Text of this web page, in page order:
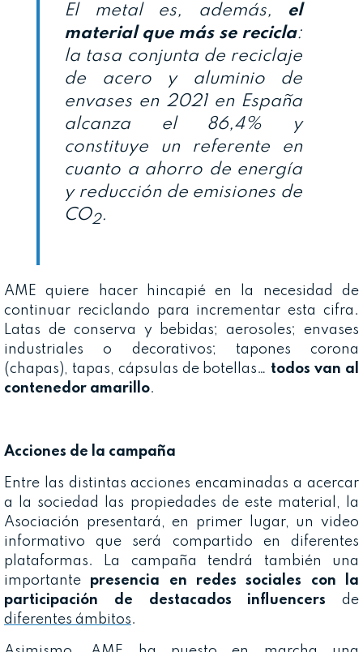
El metal es, además, el
material que más se recicla:
la tasa conjunta de reciclaje
de acero y aluminio de
envases en 2021 en España
alcanza el 86,4% y
constituye un referente en
cuanto a ahorro de energía
y reducción de emisiones de
CO2.
AME quiere hacer hincapié en la necesidad de
continuar reciclando para incrementar esta cifra.
Latas de conserva y bebidas; aerosoles; envases
industriales o decorativos; tapones corona
(chapas), tapas, cápsulas de botellas… todos van al
contenedor amarillo.
Acciones de la campaña
Entre las distintas acciones encaminadas a acercar
a la sociedad las propiedades de este material, la
Asociación presentará, en primer lugar, un video
informativo que será compartido en diferentes
plataformas. La campaña tendrá también una
importante presencia en redes sociales con la
participación de destacados influencers de
diferentes ámbitos.